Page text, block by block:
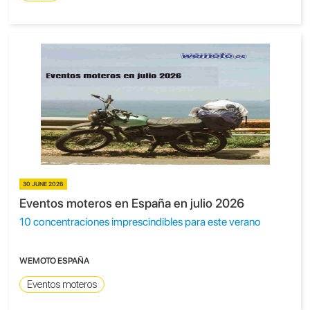
30 JUNE 2026
Eventos moteros en España en julio 2026
10 concentraciones imprescindibles para este verano
WEMOTO ESPAÑA
Eventos moteros